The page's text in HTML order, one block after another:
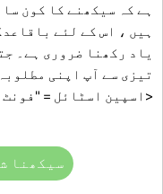
ہے کہ سیکھنے کا کون
ہیں ، اس کے لئے
یاد رکھنا ضروری ہے۔
تیزی سے آپ اپنی
<اسپین اسٹائل = "فونٹ ویٹ:
سیکھنا